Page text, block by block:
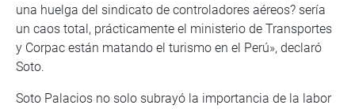
una huelga del sindicato de controladores aéreos? sería
un caos total, prácticamente el ministerio de Transportes
y Corpac están matando el turismo en el Perú», declaró
Soto.
Soto Palacios no solo subrayó la importancia de la labor